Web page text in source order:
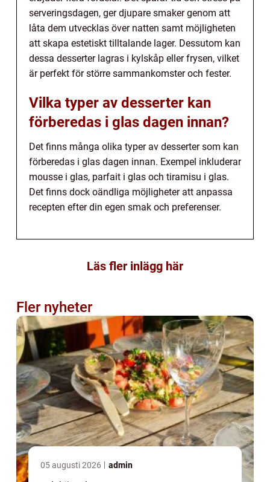
serveringsdagen, ger djupare smaker genom att
låta dem utvecklas över natten samt möjligheten
att skapa estetiskt tilltalande lager. Dessutom kan
dessa desserter lagras i kylskåp eller frysen, vilket
är perfekt för större sammankomster och fester.
Vilka typer av desserter kan
förberedas i glas dagen innan?
Det finns många olika typer av desserter som kan
förberedas i glas dagen innan. Exempel inkluderar
mousse i glas, parfait i glas och tiramisu i glas.
Det finns dock oändliga möjligheter att anpassa
recepten efter din egen smak och preferenser.
Läs fler inlägg här
Fler nyheter
05 augusti 2026 admin